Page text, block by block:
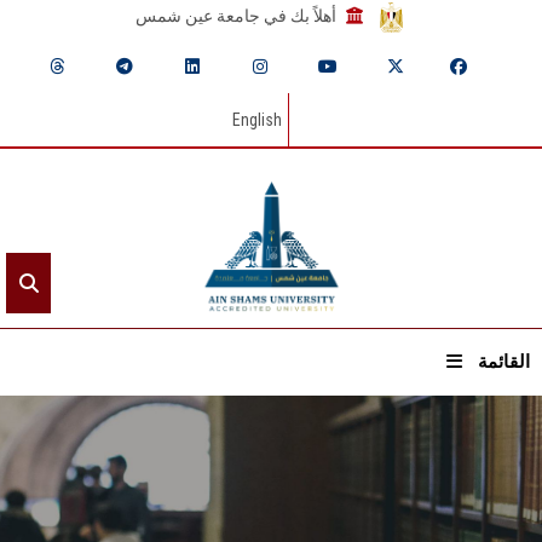
أهلاً بك في جامعة عين شمس
English
القائمة
الرئيسيـة
عن الجامعة